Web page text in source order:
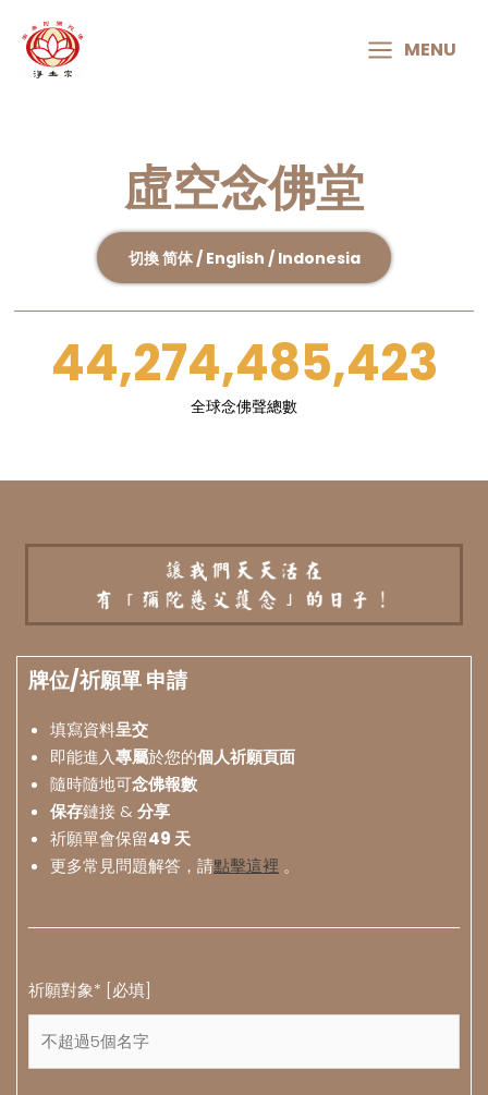
MENU
MENU
虛空念佛堂
切換 简体 / English / Indonesia
全球念佛聲總數
44,274,485,423
牌位/祈願單 申請
填寫資料呈交
即能進入專屬於您的個人祈願頁面
隨時隨地可念佛報數
保存鏈接 & 分享
祈願單會保留49 天
更多常見問題解答，請點擊這裡 。
祈願對象* [必填]